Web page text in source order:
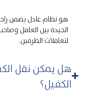
هو نظام عادل يضمن
الجيدة بين العامل
لتعاملات الطرفين.
هل يمكن نقل
الكفيل؟